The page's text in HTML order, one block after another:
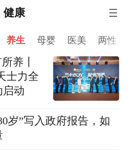
健康
养生 母婴 医美 两性
养丨
士力全
启动
岁”写入政府报告，如